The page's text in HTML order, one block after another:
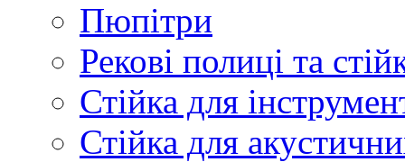
Пюпітри
Рекові полиці та
Стійка для
Стійка для